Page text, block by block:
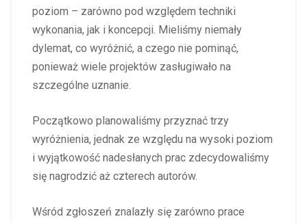
poziom – zarówno pod względem techniki
wykonania, jak i koncepcji. Mieliśmy niemały
dylemat, co wyróżnić, a czego nie pominąć,
ponieważ wiele projektów zasługiwało na
szczególne uznanie.
Początkowo planowaliśmy przyznać trzy
wyróżnienia, jednak ze względu na wysoki poziom
i wyjątkowość nadesłanych prac zdecydowaliśmy
się nagrodzić aż czterech autorów.
Wśród zgłoszeń znalazły się zarówno prace